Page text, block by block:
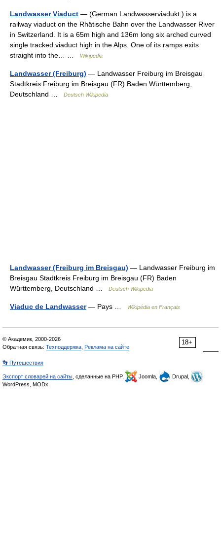
Landwasser Viaduct — (German Landwasserviadukt ) is a
railway viaduct on the Rhätische Bahn over the Landwasser River
in Switzerland. It is a 65m high and 136m long six arched curved
single tracked viaduct high in the Alps. One of its ramps exits
straight into the… …
Wikipedia
Landwasser (Freiburg) — Landwasser Freiburg im Breisgau
Stadtkreis Freiburg im Breisgau (FR) Baden Württemberg,
Deutschland …
Deutsch Wikipedia
Landwasser (Freiburg im Breisgau) — Landwasser Freiburg im
Breisgau Stadtkreis Freiburg im Breisgau (FR) Baden
Württemberg, Deutschland …
Deutsch Wikipedia
Viaduc de Landwasser— Pays … Wikipédia en Français
18+
© Академик, 2000-2026
Обратная связь: Техподдержка Реклама на сайте
👣 Путешествия
Экспорт словарей на сайты , сделанные на PHP, Joomla,
Drupal,
WordPress, MODx.